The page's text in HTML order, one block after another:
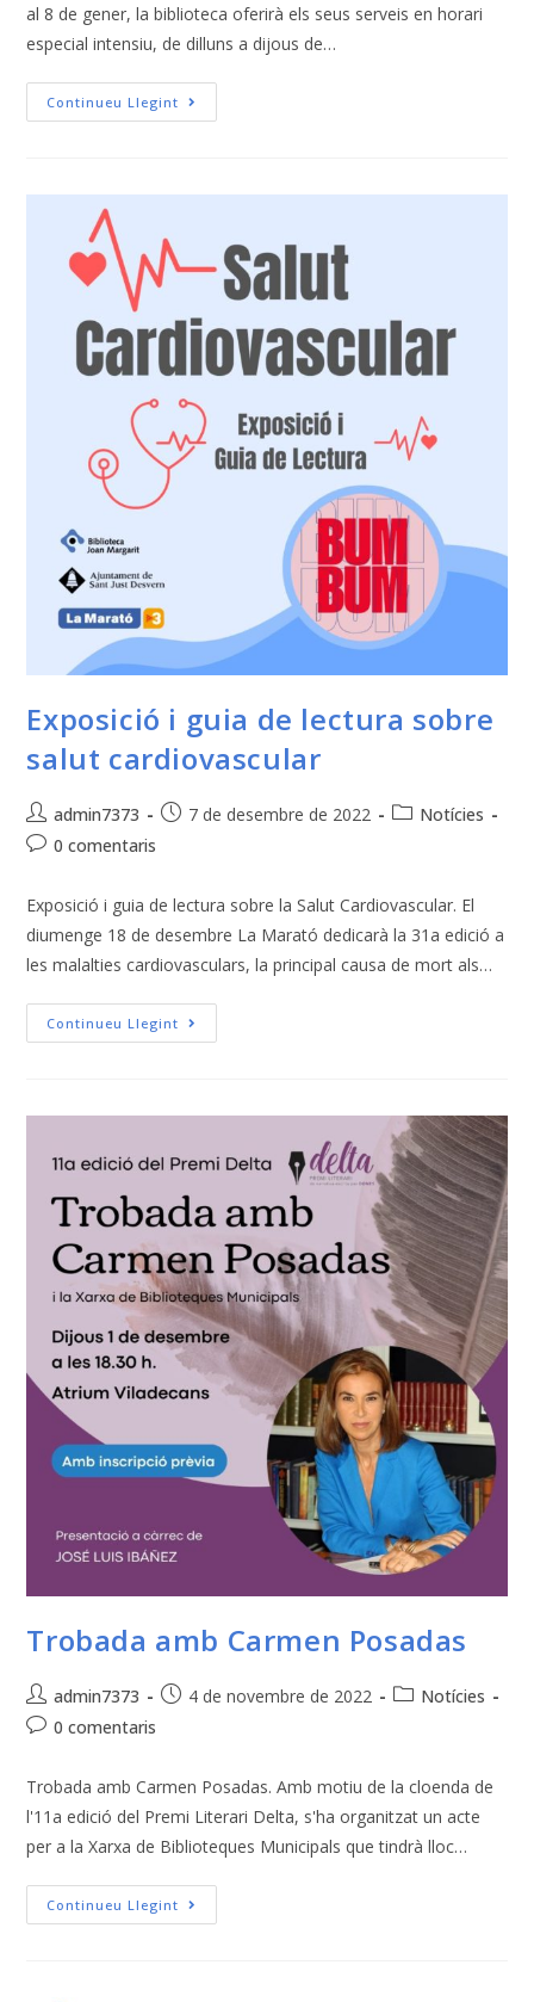
al 8 de gener, la biblioteca oferirà els seus serveis en horari
especial intensiu, de dilluns a dijous de…
Continueu Llegint
Exposició i guia de lectura sobre
salut cardiovascular
admin7373 7 de desembre de 2022
Notícies
0 comentaris
Exposició i guia de lectura sobre la Salut Cardiovascular. El
diumenge 18 de desembre La Marató dedicarà la 31a edició a
les malalties cardiovasculars, la principal causa de mort als…
Continueu Llegint
Trobada amb Carmen Posadas
admin7373 4 de novembre de 2022
Notícies
0 comentaris
Trobada amb Carmen Posadas. Amb motiu de la cloenda de
l'11a edició del Premi Literari Delta, s'ha organitzat un acte
per a la Xarxa de Biblioteques Municipals que tindrà lloc…
Continueu Llegint